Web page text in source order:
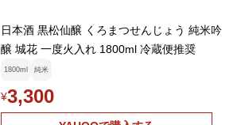
日本酒 黒松仙醸 くろまつせんじょう 純米吟
醸 城花 一度火入れ 1800ml 冷蔵便推奨
1800ml 純米
¥3,300